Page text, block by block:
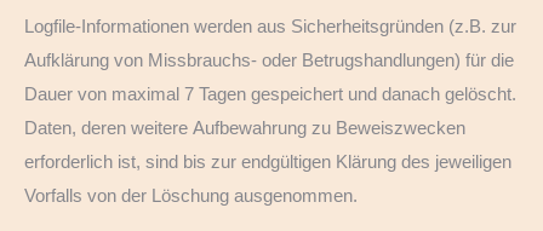
Logfile-Informationen werden aus Sicherheitsgründen (z.B. zur
Aufklärung von Missbrauchs- oder Betrugshandlungen) für die
Dauer von maximal 7 Tagen gespeichert und danach gelöscht.
Daten, deren weitere Aufbewahrung zu Beweiszwecken
erforderlich ist, sind bis zur endgültigen Klärung des jeweiligen
Vorfalls von der Löschung ausgenommen.